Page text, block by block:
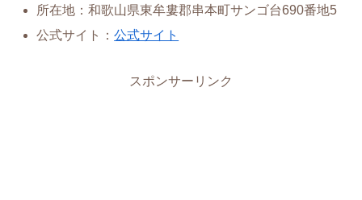
所在地：和歌山県東牟婁郡串本町サンゴ台690番地5
公式サイト：公式サイト
スポンサーリンク